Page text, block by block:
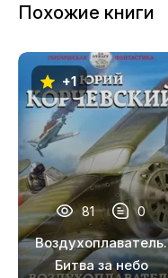
12
13
14
16
17
18
19
Похожие книги
+1
81 0
Воздухоплаватель.
Битва за небо